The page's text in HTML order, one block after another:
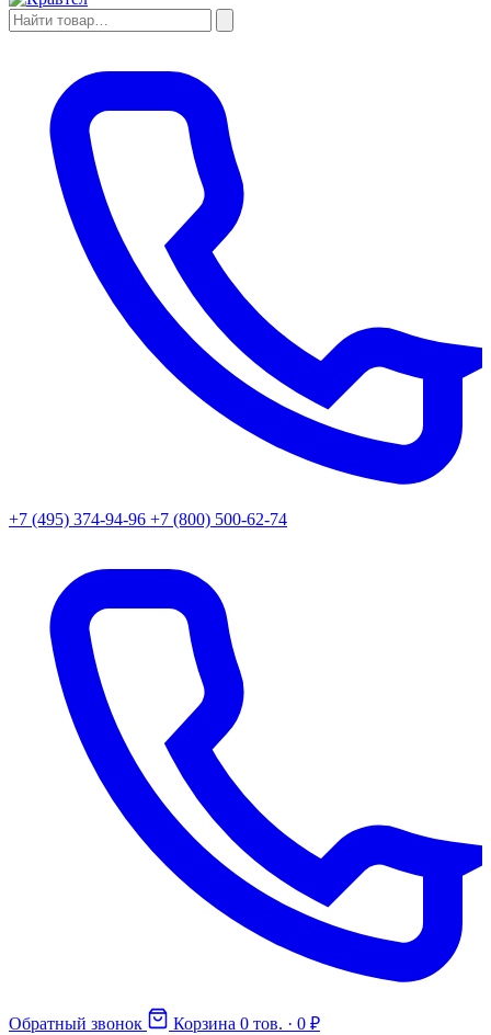
+7 (495) 374-94-96 +7 (800) 500-62-74
Обратный звонок Корзина 0 тов. · 0 ₽